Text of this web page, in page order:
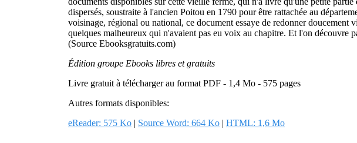
dispersés, soustraite à l'ancien Poitou en 1790 pour être rattachée au
voisinage, régional ou national, ce document essaye de redonner
quelques malheureux qui n'avaient pas eu voix au chapitre. Et l'on découvre
(Source Ebooksgratuits.com)
Édition groupe Ebooks libres et gratuits
Livre gratuit à télécharger au format PDF - 1,4 Mo - 575 pages
Autres formats disponibles:
eReader: 575 Ko | Source Word: 664 Ko | HTML: 1,6 Mo